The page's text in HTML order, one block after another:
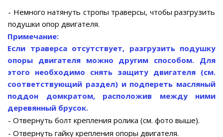
- Немного натянуть стропы траверсы, чтобы разгрузить
подушки опор двигателя.
Примечание:
Если траверса отсутствует, разгрузить подушку
опоры двигателя можно другим способом. Для
этого необходимо снять защиту двигателя (см.
соответствующий раздел) и подпереть масляный
поддон домкратом, расположив между ними
деревянный брусок.
- Отвернуть болт крепления ролика (см. фото выше).
- Отвернуть гайку крепления опоры двигателя.